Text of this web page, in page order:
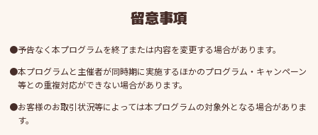
留意事項
予告なく本プログラムを終了または内容を変更する場合があります。
本プログラムと主催者が同時期に実施するほかのプログラム・キャンペーン
等との重複対応ができない場合があります。
お客様のお取引状況等によっては本プログラムの対象外となる場合がありま
す。